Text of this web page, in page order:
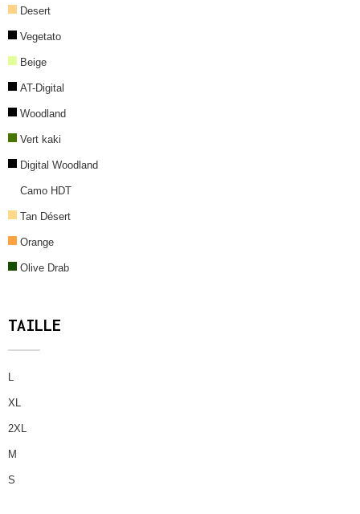
Desert
Vegetato
Beige
AT-Digital
Woodland
Vert kaki
Digital Woodland
Camo HDT
Tan Désert
Orange
Olive Drab
TAILLE
L
XL
2XL
M
S